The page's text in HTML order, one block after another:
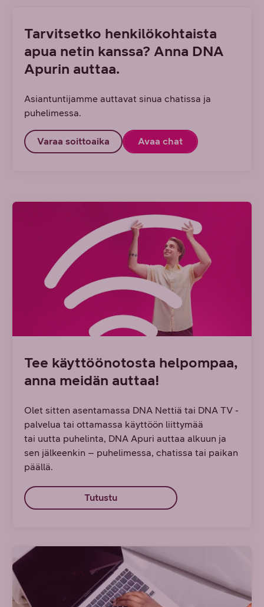
Tarvitsetko henkilökohtaista
apua netin kanssa? Anna DNA
Apurin auttaa.
Asiantuntijamme auttavat sinua chatissa ja
puhelimessa.
Varaa soittoaika Avaa chat
Tee käyttöönotosta helpompaa,
anna meidän auttaa!​
Olet sitten asentamassa DNA Nettiä tai DNA TV -
palvelua tai ottamassa käyttöön liittymää
tai uutta puhelinta, DNA Apuri auttaa alkuun ja
sen jälkeenkin – puhelimessa, chatissa tai paikan
päällä.
Tutustu